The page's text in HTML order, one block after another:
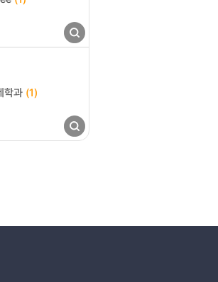
학과 (1)